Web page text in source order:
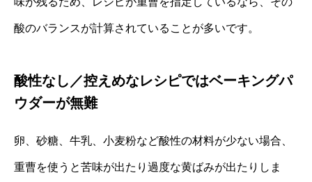
酸のバランスが計算されていることが多いです。
酸性なし／控えめなレシピではベーキングパ
ウダーが無難
卵、砂糖、牛乳、小麦粉など酸性の材料が少ない場合、
重曹を使うと苦味が出たり過度な黄ばみが出たりしま